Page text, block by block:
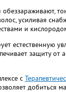
усиливая
и
естественную
защиту от
с
добиться